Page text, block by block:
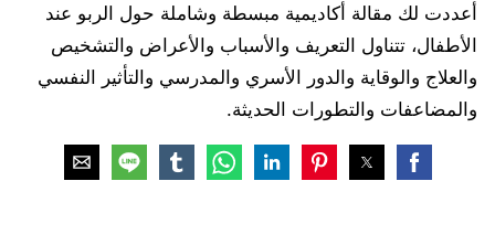
أعددت لك مقالة أكاديمية مبسطة وشاملة حول الربو عند
الأطفال، تتناول التعريف والأسباب والأعراض والتشخيص
والعلاج والوقاية والدور الأسري والمدرسي والتأثير النفسي
والمضاعفات والتطورات الحديثة.